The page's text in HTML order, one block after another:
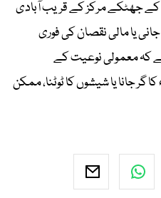
کے جھٹکے مرکز کے قریب آبادی
یا مالی نقصان کی فوری
کہ معمولی نوعیت کے
جانا یا شیشوں کا ٹوٹنا، ممکن